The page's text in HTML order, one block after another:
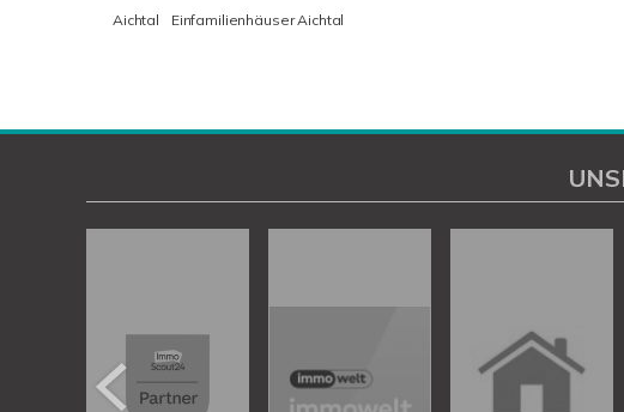
Aichtal
Einfamilienhäuser Aichtal